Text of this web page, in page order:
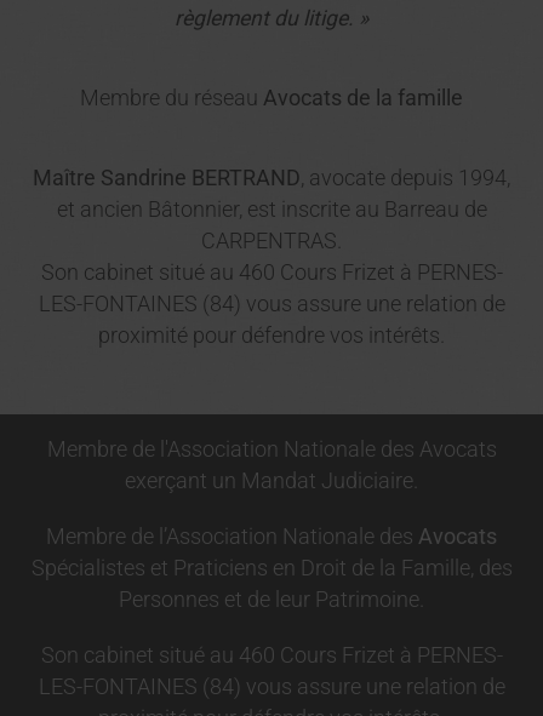
règlement du litige. »
Membre du réseau Avocats de la famille
Maître Sandrine BERTRAND, avocate depuis 1994,
et ancien Bâtonnier, est inscrite au Barreau de
CARPENTRAS.
Son cabinet situé au 460 Cours Frizet à PERNES-
LES-FONTAINES (84) vous assure une relation de
proximité pour défendre vos intérêts.
Membre de l'Association Nationale des Avocats
exerçant un Mandat Judiciaire.
Membre de l’Association Nationale des Avocats
Spécialistes et Praticiens en Droit de la Famille, des
Personnes et de leur Patrimoine.
Son cabinet situé au 460 Cours Frizet à PERNES-
LES-FONTAINES (84) vous assure une relation de